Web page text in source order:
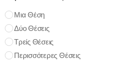
Μια Θέση
Δύο Θέσεις
Τρείς Θέσεις
Περισσότερες Θέσεις